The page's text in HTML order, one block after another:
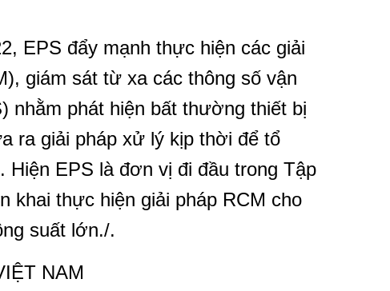
EPS đẩy mạnh thực hiện các giải
giám sát từ xa các thông số vận
nhằm phát hiện bất thường thiết bị
ra giải pháp xử lý kịp thời để tổ
Hiện EPS là đơn vị đi đầu trong Tập
khai thực hiện giải pháp RCM cho
suất lớn./.
NAM